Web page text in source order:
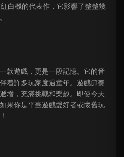
白機的代表作，它影響了整整幾
款遊戲，更是一段記憶。它的音
着許多玩家度過童年。遊戲節奏
增，充滿挑戰和樂趣。即使今天
果你是平臺遊戲愛好者或懷舊玩